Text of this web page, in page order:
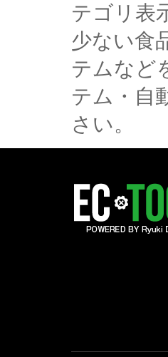
テゴリ表
少ない食
テムなど
テム・自
さい。